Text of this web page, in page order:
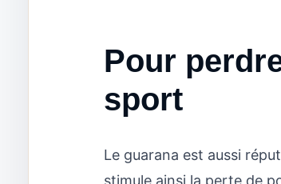
Pour
sport
Le guarana est aussi
stimule ainsi la perte de